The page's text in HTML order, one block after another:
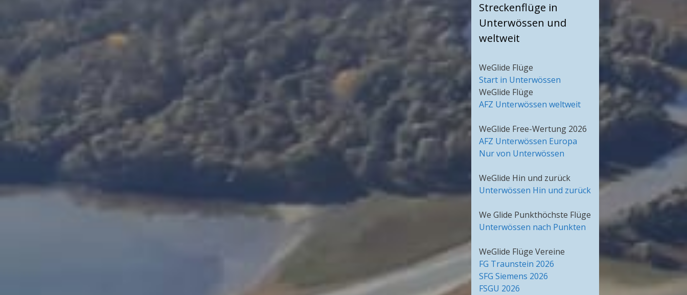
Streckenflüge in
Unterwössen und
weltweit
WeGlide Flüge
Start in Unterwössen
WeGlide Flüge
AFZ Unterwössen weltweit
WeGlide Free-Wertung 2026
AFZ Unterwössen Europa
Nur von Unterwössen
WeGlide Hin und zurück
Unterwössen Hin und zurück
We Glide Punkthöchste Flüge
Unterwössen nach Punkten
WeGlide Flüge Vereine
FG Traunstein 2026
SFG Siemens 2026
FSGU 2026